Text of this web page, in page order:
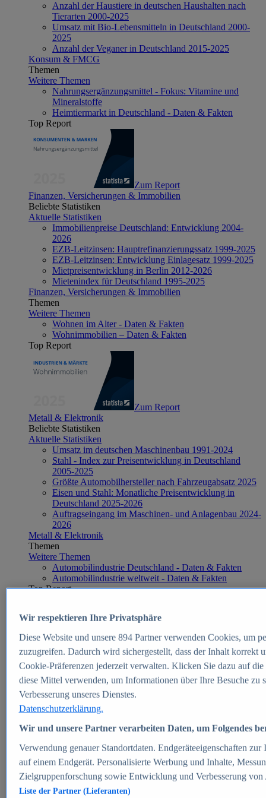
Anzahl der Haustiere in deutschen Haushalten nach
Tierarten 2000-2025
Umsatz mit Bio-Lebensmitteln in Deutschland 2000-
2025
Anzahl der Veganer in Deutschland 2015-2025
Konsum & FMCG
Themen
Weitere Themen
Nahrungsergänzungsmittel - Fokus: Vitamine und
Mineralstoffe
Heimtiermarkt in Deutschland - Daten & Fakten
Top Report
Zum Report
Finanzen, Versicherungen & Immobilien
Beliebte Statistiken
Aktuelle Statistiken
Immobilienpreise Deutschland: Entwicklung 2004-
2026
EZB-Leitzinsen: Hauptrefinanzierungssatz 1999-2025
EZB-Leitzinsen: Entwicklung Einlagesatz 1999-2025
Mietpreisentwicklung in Berlin 2012-2026
Mietenindex für Deutschland 1995-2025
Finanzen, Versicherungen & Immobilien
Themen
Weitere Themen
Wohnen im Alter - Daten & Fakten
Wohnimmobilien – Daten & Fakten
Top Report
Zum Report
Metall & Elektronik
Beliebte Statistiken
Aktuelle Statistiken
Umsatz im deutschen Maschinenbau 1991-2024
Stahl - Index zur Preisentwicklung in Deutschland
2005-2025
Größte Automobilhersteller nach Fahrzeugabsatz 2025
Eisen und Stahl: Monatliche Preisentwicklung in
Deutschland 2025-2026
Auftragseingang im Maschinen- und Anlagenbau 2024-
2026
Metall & Elektronik
Themen
Weitere Themen
Automobilindustrie Deutschland - Daten & Fakten
Automobilindustrie weltweit - Daten & Fakten
Top Report
Zum Report
E-commerce
Beliebte Statistiken
Aktuelle Statistiken
E-Commerce - Entwicklung des Umsatzes in
Deutschland 1999-2025
Umsatz von Amazon in Deutschland und weltweit
2010-2025
B2C-E-Commerce: Top-50 Online Shops in
Deutschland 2024
Marktanteile von Online-Zahlungsverfahren in
Deutschland 2024
Umsatzstarke Warengruppen im Online-Handel in
Deutschland 2023-2025
Wir respektieren Ihre Privatsphäre
Diese Website und unsere 894Partner verwenden Cookies, um
zuzugreifen. Dadurch wird sichergestellt, dass der Inhalt korrekt
Cookie-Präferenzen jederzeit verwalten. Klicken Sie dazu auf
diese Mittel verwenden, um Informationen über Ihre Besuche
Verbesserung unseres Dienstes.
Datenschutzerklärung.
Wir und unsere Partner verarbeiten Daten, um Folgendes
Verwendung genauer Standortdaten. Endgeräteeigenschaften
auf einem Endgerät. Personalisierte Werbung und Inhalte,
Zielgruppenforschung sowie Entwicklung und Verbesserung von
Liste der Partner (Lieferanten)